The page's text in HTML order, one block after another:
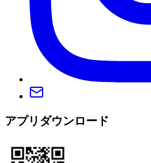
アプリダウンロード